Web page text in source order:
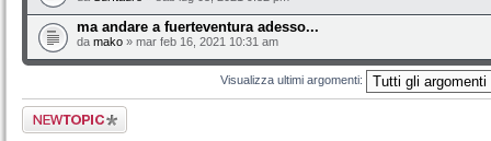
ma andare a fuerteventura adesso...
da mako » mar feb 16, 2021 10:31 am
Visualizza ultimi argomenti:
Scrivi un nuovo
argomento